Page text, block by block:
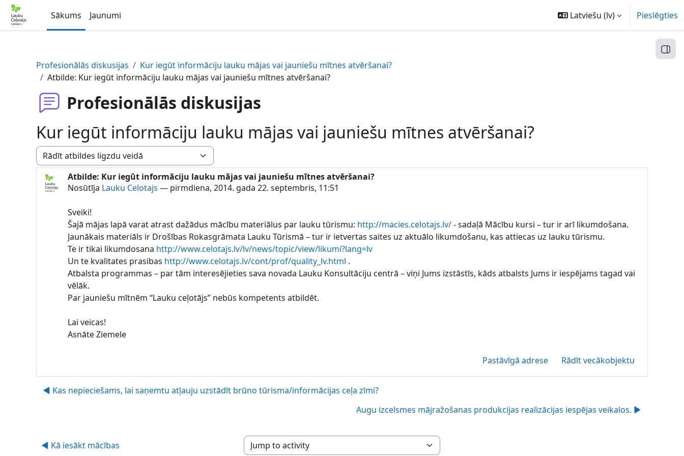
Atvērt galveno saturu
Sākums
Jaunumi Latviešu ‎(lv)‎ Pieslēgties
Profesionālās diskusijas
Kur iegūt informāciju lauku mājas vai jauniešu mītnes atvēršanai?
Atbilde: Kur iegūt informāciju lauku mājas vai jauniešu mītnes atvēršanai?
Profesionālās diskusijas
Kur iegūt informāciju lauku mājas vai jauniešu mītnes atvēršanai?
Rādīšanas režīms
Atbilde: Kur iegūt informāciju lauku mājas vai jauniešu mītnes atvēršanai?
Nosūtīja Lauku Celotajs — pirmdiena, 2014. gada 22. septembris, 11:51
Atbilžu skaits: 0
Sveiki!
Šajā mājas lapā varat atrast dažādus mācību materiālus par lauku tūrismu: http://macies.celotajs.lv/- sadaļā Mācību kursi – tur ir arī likumdošana.
Jaunākais materiāls ir Drošības Rokasgrāmata Lauku Tūrismā – tur ir ietvertas saites uz aktuālo likumdošanu, kas attiecas uz lauku tūrismu.
Te ir tikai likumdosana http://www.celotajs.lv/lv/news/topic/view/likumi?lang=lv
Un te kvalitates prasibas http://www.celotajs.lv/cont/prof/quality_lv.html .
Atbalsta programmas – par tām interesējieties sava novada Lauku Konsultāciju centrā – viņi Jums izstāstīs, kāds atbalsts Jums ir iespējams tagad vai
vēlāk.
Par jauniešu mītnēm “Lauku ceļotājs” nebūs kompetents atbildēt.
Lai veicas!
Asnāte Ziemele
Pastāvīgā adrese Rādīt vecākobjektu
◀︎ Kas nepieciešams, lai saņemtu atļauju uzstādīt brūno tūrisma/informācijas ceļa zīmi?
Augu izcelsmes mājražošanas produkcijas realizācijas iespējas veikalos. ▶︎
◀︎ Kā iesākt mācības Jump to activity